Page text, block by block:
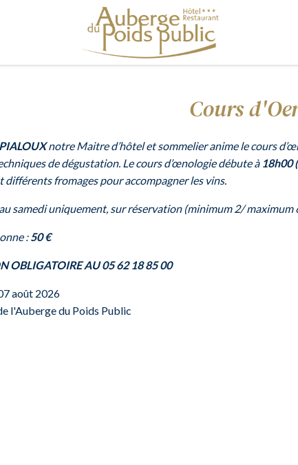
Cours
notre Maitre d’hôtel et sommelier anime le cours
de dégustation. Le cours d’œnologie débute à 18h00
différents fromages pour accompagner les vins.
samedi uniquement, sur réservation (minimum 2/ maximum
:50 €
OBLIGATOIRE AU 05 62 18 85 00
août 2026
l'Auberge du Poids Public